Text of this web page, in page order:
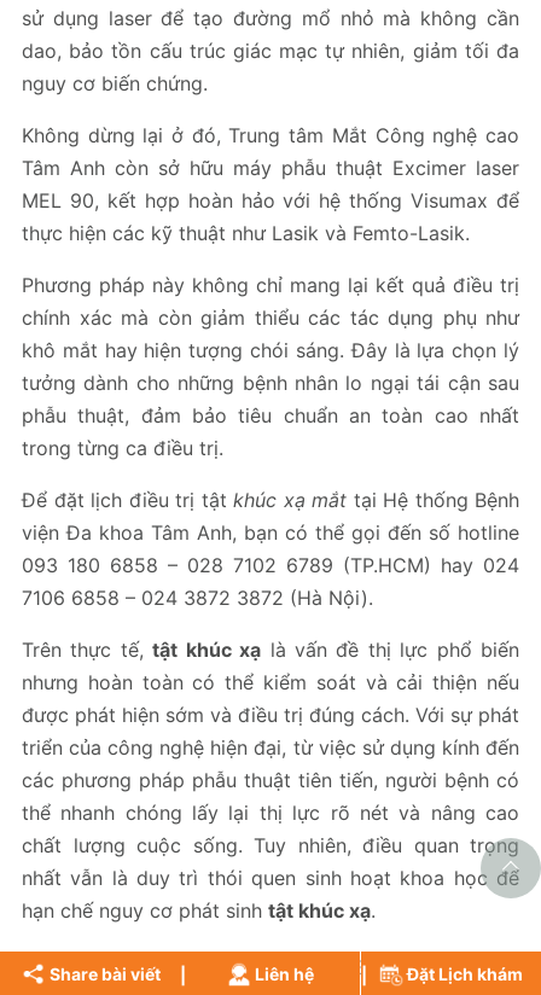
sử dụng laser để tạo đường mổ nhỏ mà không cần
dao, bảo tồn cấu trúc giác mạc tự nhiên, giảm tối đa
nguy cơ biến chứng.
Không dừng lại ở đó, Trung tâm Mắt Công nghệ cao
Tâm Anh còn sở hữu máy phẫu thuật Excimer laser
MEL 90, kết hợp hoàn hảo với hệ thống Visumax để
thực hiện các kỹ thuật như Lasik và Femto-Lasik.
Phương pháp này không chỉ mang lại kết quả điều trị
chính xác mà còn giảm thiểu các tác dụng phụ như
khô mắt hay hiện tượng chói sáng. Đây là lựa chọn lý
tưởng dành cho những bệnh nhân lo ngại tái cận sau
phẫu thuật, đảm bảo tiêu chuẩn an toàn cao nhất
trong từng ca điều trị.
Để đặt lịch điều trị tật khúc xạ mắt tại Hệ thống Bệnh
viện Đa khoa Tâm Anh, bạn có thể gọi đến số hotline
093 180 6858 – 028 7102 6789 (TP.HCM) hay 024
7106 6858 – 024 3872 3872 (Hà Nội).
Trên thực tế,tật khúc xạ là vấn đề thị lực phổ biến
nhưng hoàn toàn có thể kiểm soát và cải thiện nếu
được phát hiện sớm và điều trị đúng cách. Với sự phát
triển của công nghệ hiện đại, từ việc sử dụng kính đến
các phương pháp phẫu thuật tiên tiến, người bệnh có
thể nhanh chóng lấy lại thị lực rõ nét và nâng cao
chất lượng cuộc sống. Tuy nhiên, điều quan trọng
nhất vẫn là duy trì thói quen sinh hoạt khoa học để
hạn chế nguy cơ phát sinh tật khúc xạ.
Đánh giá bài viết
Share bài viết Liên hệ Đặt Lịch khám